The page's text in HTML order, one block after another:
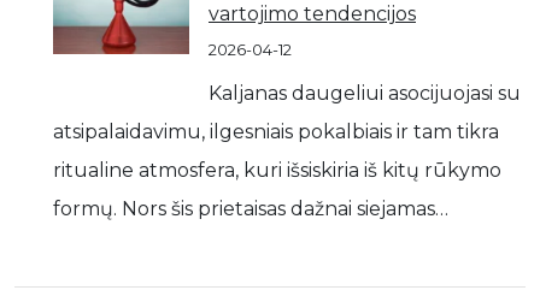
vartojimo tendencijos
2026-04-12
Kaljanas daugeliui asocijuojasi su
atsipalaidavimu, ilgesniais pokalbiais ir tam tikra
ritualine atmosfera, kuri išsiskiria iš kitų rūkymo
formų. Nors šis prietaisas dažnai siejamas…